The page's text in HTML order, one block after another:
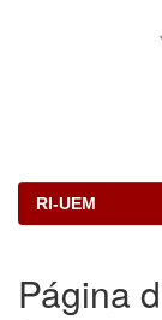
RI-UEM
Página